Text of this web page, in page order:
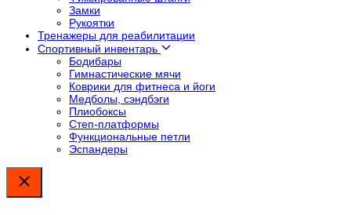
Замки
Рукоятки
Тренажеры для реабилитации
Спортивный инвентарь
Бодибары
Гимнастические мячи
Коврики для фитнеса и йоги
Медболы, сэндбэги
Плиобоксы
Степ-платформы
Функциональные петли
Эспандеры